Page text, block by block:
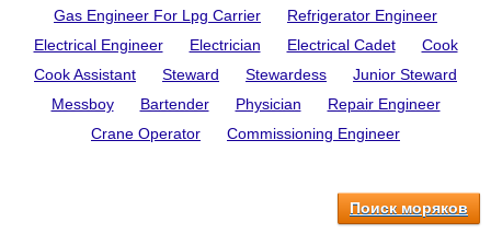
Gas Engineer For Lpg Carrier
Refrigerator Engineer
Electrical Engineer
Electrician Electrical Cadet
Cook
Cook Assistant
Steward Stewardess
Junior Steward
Messboy
Bartender Physician
Repair Engineer
Crane Operator
Commissioning Engineer
Поиск моряков